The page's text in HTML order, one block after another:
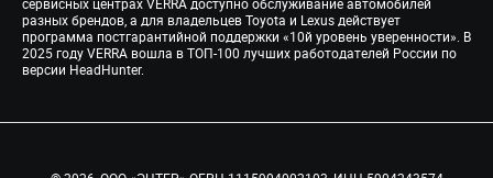
сервисных центрах VERRA доступно обслуживание автомобилей
разных брендов, а для владельцев Toyota и Lexus действует
программа постгарантийной поддержки «10й уровень уверенности». В
2025 году VERRA вошла в ТОП-100 лучших работодателей России по
версии HeadHunter.